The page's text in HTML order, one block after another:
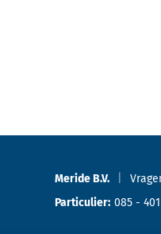
Meride B.V.
Particulier: 085 -